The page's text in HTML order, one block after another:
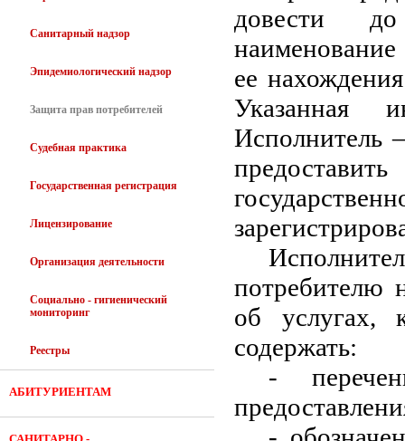
Санитарный надзор
Эпидемиологический надзор
Защита прав потребителей
Судебная практика
Государственная регистрация
Лицензирование
Организация деятельности
Социально - гигиенический
мониторинг
Реестры
АБИТУРИЕНТАМ
довести
ее
Указанная
Исполнитель
потребителю
об услугах,
содержать:
-